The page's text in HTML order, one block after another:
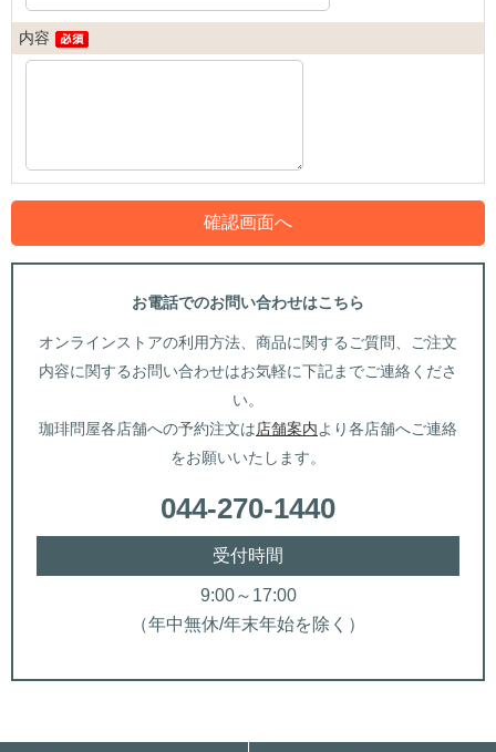
内容
お電話でのお問い合わせはこちら
オンラインストアの利用方法、商品に関するご質問、ご注文
内容に関するお問い合わせはお気軽に下記までご連絡くださ
い。
珈琲問屋各店舗への予約注文は店舗案内より各店舗へご連絡
をお願いいたします。
044-270-1440
受付時間
9:00～17:00
（年中無休/年末年始を除く）